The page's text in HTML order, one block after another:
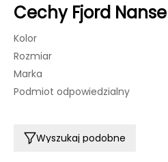
Cechy Fjord
Kolor
Rozmiar
Marka
Podmiot odpowiedzialny
Wyszukaj podobne